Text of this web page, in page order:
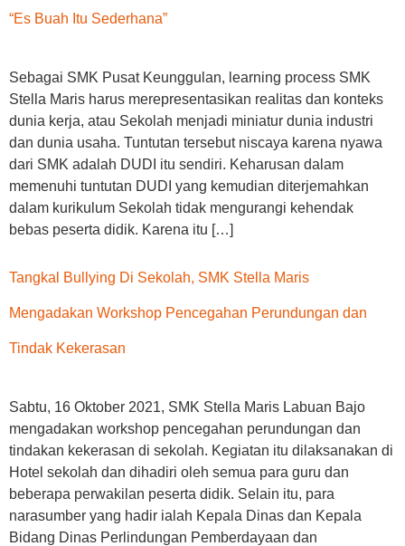
“Es Buah Itu Sederhana”
Sebagai SMK Pusat Keunggulan, learning process SMK
Stella Maris harus merepresentasikan realitas dan konteks
dunia kerja, atau Sekolah menjadi miniatur dunia industri
dan dunia usaha. Tuntutan tersebut niscaya karena nyawa
dari SMK adalah DUDI itu sendiri. Keharusan dalam
memenuhi tuntutan DUDI yang kemudian diterjemahkan
dalam kurikulum Sekolah tidak mengurangi kehendak
bebas peserta didik. Karena itu […]
Tangkal Bullying Di Sekolah, SMK Stella Maris
Mengadakan Workshop Pencegahan Perundungan dan
Tindak Kekerasan
Sabtu, 16 Oktober 2021, SMK Stella Maris Labuan Bajo
mengadakan workshop pencegahan perundungan dan
tindakan kekerasan di sekolah. Kegiatan itu dilaksanakan di
Hotel sekolah dan dihadiri oleh semua para guru dan
beberapa perwakilan peserta didik. Selain itu, para
narasumber yang hadir ialah Kepala Dinas dan Kepala
Bidang Dinas Perlindungan Pemberdayaan dan